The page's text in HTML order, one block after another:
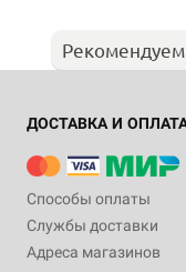
ДОСТАВКА И
Способы оплаты
Службы доставки
Адреса магазинов